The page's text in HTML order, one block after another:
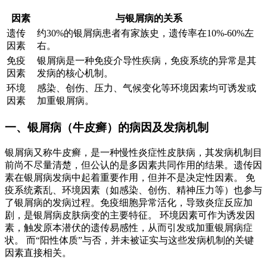
因素
与银屑病的关系
遗传
因素
约30%的银屑病患者有家族史，遗传率在10%-60%左
右。
免疫
因素
银屑病是一种免疫介导性疾病，免疫系统的异常是其
发病的核心机制。
环境
因素
感染、创伤、压力、气候变化等环境因素均可诱发或
加重银屑病。
一、银屑病（牛皮癣）的病因及发病机制
银屑病又称牛皮癣，是一种慢性炎症性皮肤病，其发病机制目
前尚不尽量清楚，但公认的是多因素共同作用的结果。遗传因
素在银屑病发病中起着重要作用，但并不是决定性因素。 免
疫系统紊乱、环境因素（如感染、创伤、精神压力等）也参与
了银屑病的发病过程。免疫细胞异常活化，导致炎症反应加
剧，是银屑病皮肤病变的主要特征。 环境因素可作为诱发因
素，触发原本潜伏的遗传易感性，从而引发或加重银屑病症
状。 而“阳性体质”与否，并未被证实与这些发病机制的关键
因素直接相关。